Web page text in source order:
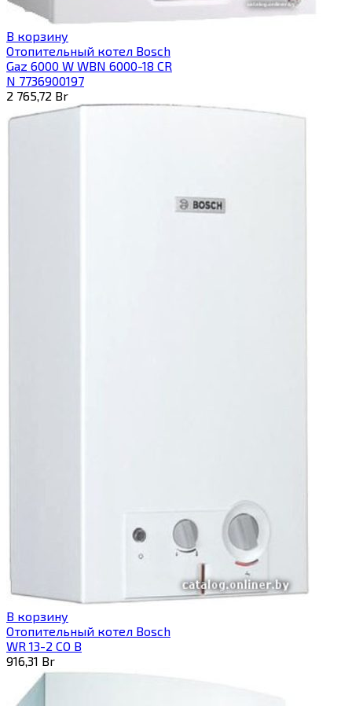
В корзину
Отопительный котел Bosch
Gaz 6000 W WBN 6000-18 CR
N 7736900197
2 765,72 Br
В корзину
Отопительный котел Bosch
WR 13-2 CO B
916,31 Br